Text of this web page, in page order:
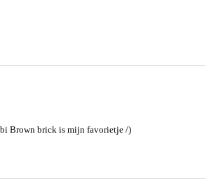
Brown brick is mijn favorietje /)